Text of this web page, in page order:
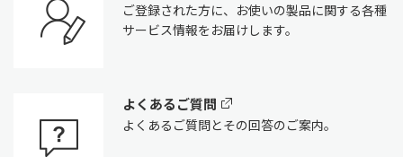
ご登録された方に、お使いの製品に関する各種
サービス情報をお届けします。
よくあるご質問
よくあるご質問とその回答のご案内。